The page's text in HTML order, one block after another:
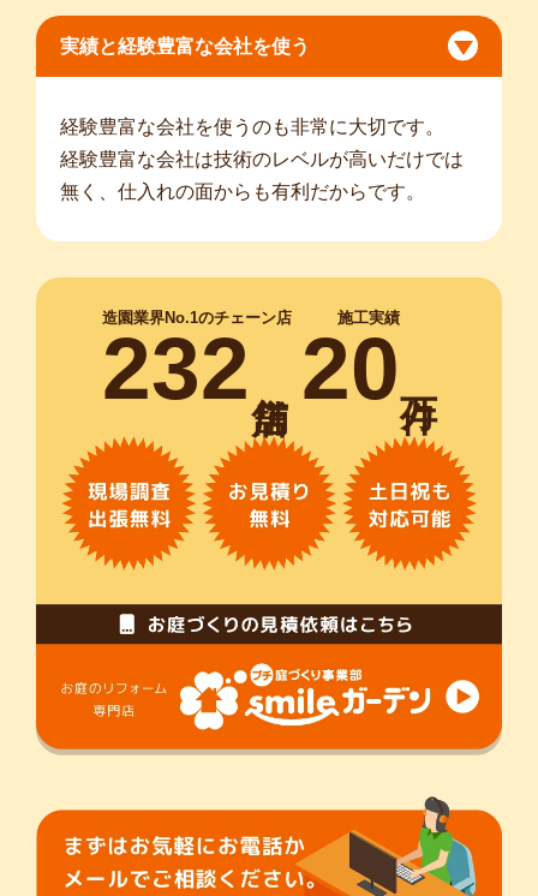
実績と経験豊富な会社を使う
経験豊富な会社を使うのも非常に大切です。
経験豊富な会社は技術のレベルが高いだけでは
無く、仕入れの面からも有利だからです。
造園業界No.1のチェーン店
232
施工実績
20